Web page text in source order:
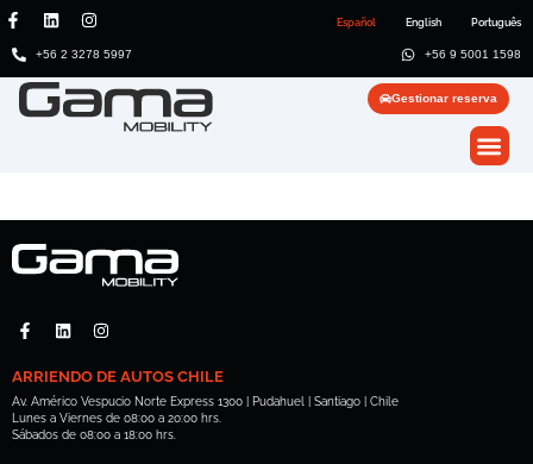
Español English Português
+56 2 3278 5997 +56 9 5001 1598
Gestionar reserva
ARRIENDO DE AUTOS CHILE
Av. Américo Vespucio Norte Express 1300 | Pudahuel | Santiago | Chile
Lunes a Viernes de 08:00 a 20:00 hrs.
Sábados de 08:00 a 18:00 hrs.